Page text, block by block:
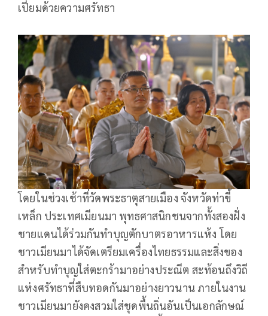
เปี่ยมด้วยความศรัทธา
โดยในช่วงเช้าที่วัดพระธาตุสายเมือง จังหวัดท่าขี้
เหล็ก ประเทศเมียนมา พุทธศาสนิกชนจากทั้งสองฝั่ง
ชายแดนได้ร่วมกันทำบุญตักบาตรอาหารแห้ง โดย
ชาวเมียนมาได้จัดเตรียมเครื่องไทยธรรมและสิ่งของ
สำหรับทำบุญใส่ตะกร้ามาอย่างประณีต สะท้อนถึงวิถี
แห่งศรัทธาที่สืบทอดกันมาอย่างยาวนาน ภายในงาน
ชาวเมียนมายังคงสวมใส่ชุดพื้นถิ่นอันเป็นเอกลักษณ์